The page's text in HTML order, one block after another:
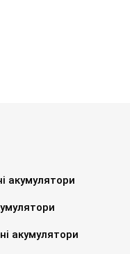
акумулятори
акумулятори